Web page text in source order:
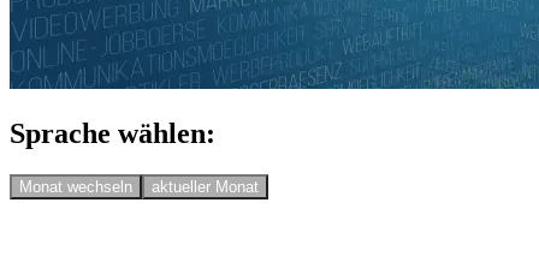
Sprache wählen:
Monat wechseln aktueller Monat